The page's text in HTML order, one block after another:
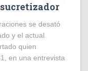
se desató
y el actual
quien
en una entrevista